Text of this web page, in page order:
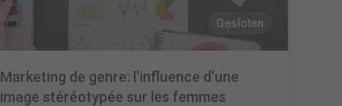
Gesloten
Marketing de genre: l'influence d'une
image stéréotypée sur les femmes